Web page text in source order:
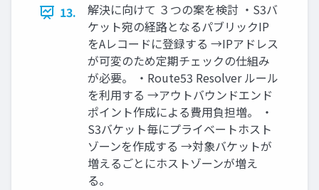
13.
解決に向けて ３つの案を検討 ・S3バ
ケット宛の経路となるパブリックIP
をAレコードに登録する →IPアドレス
が可変のため定期チェックの仕組み
が必要。 ・Route53 Resolver ルール
を利用する →アウトバウンドエンド
ポイント作成による費用負担増。 ・
S3バケット毎にプライベートホスト
ゾーンを作成する →対象バケットが
増えるごとにホストゾーンが増え
る。